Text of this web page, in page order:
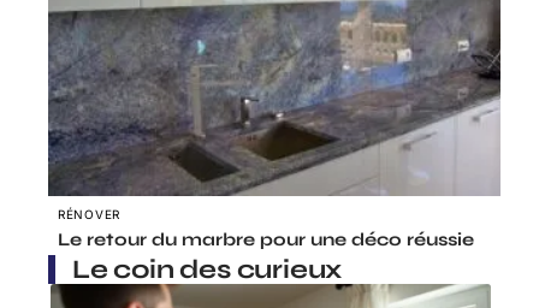
RÉNOVER
Le retour du marbre pour une déco réussie
Le coin des curieux